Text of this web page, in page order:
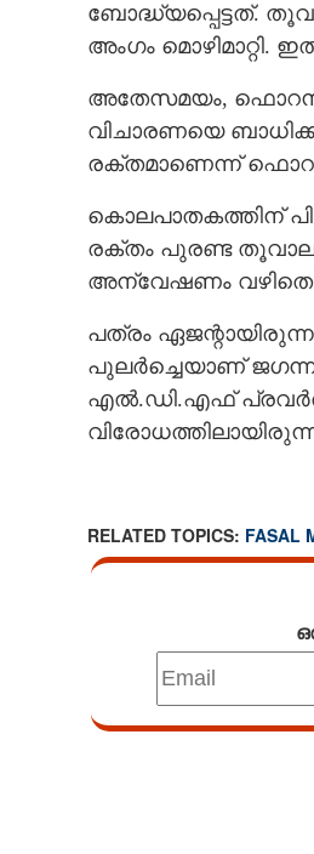
ബോദ്ധ്യപ്പെട്ടത്.
അംഗം മൊഴിമാറ്റി.
അതേസമയം,
വിചാരണയെ
രക്തമാണെന്ന്
കൊലപാതകത്തിന്
രക്തം പുരണ്ട
അന്വേഷണം
പത്രം
പുലർച്ചെയാണ്
എൽ.ഡി.എഫ്
RELATED TOPICS: FASAL